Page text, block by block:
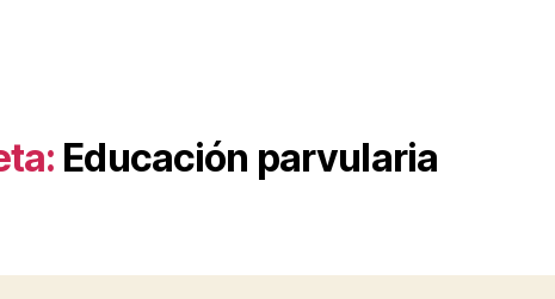
Educación parvularia